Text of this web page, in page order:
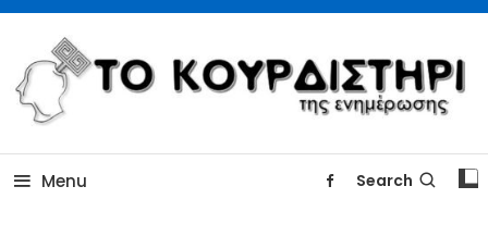
Skip
Content
TOKOURDISTIRI.GR
Menu Search